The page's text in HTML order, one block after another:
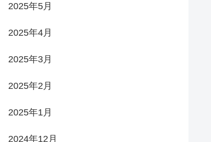
2025年5月
2025年4月
2025年3月
2025年2月
2025年1月
2024年12月